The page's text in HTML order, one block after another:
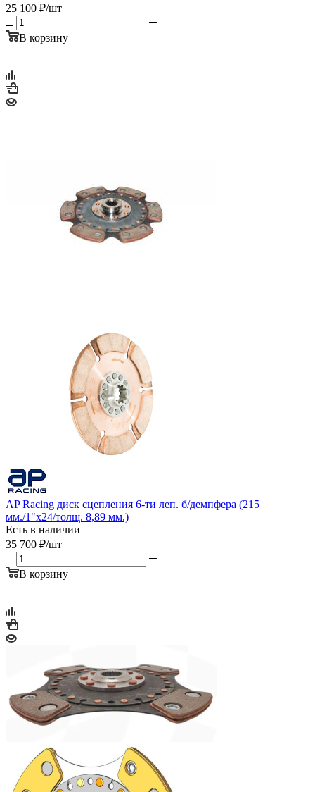
25 100 ₽/шт
В корзину
AP Racing диск сцепления 6-ти леп. б/демпфера (215
мм./1"x24/толщ. 8,89 мм.)
Есть в наличии
35 700 ₽/шт
В корзину